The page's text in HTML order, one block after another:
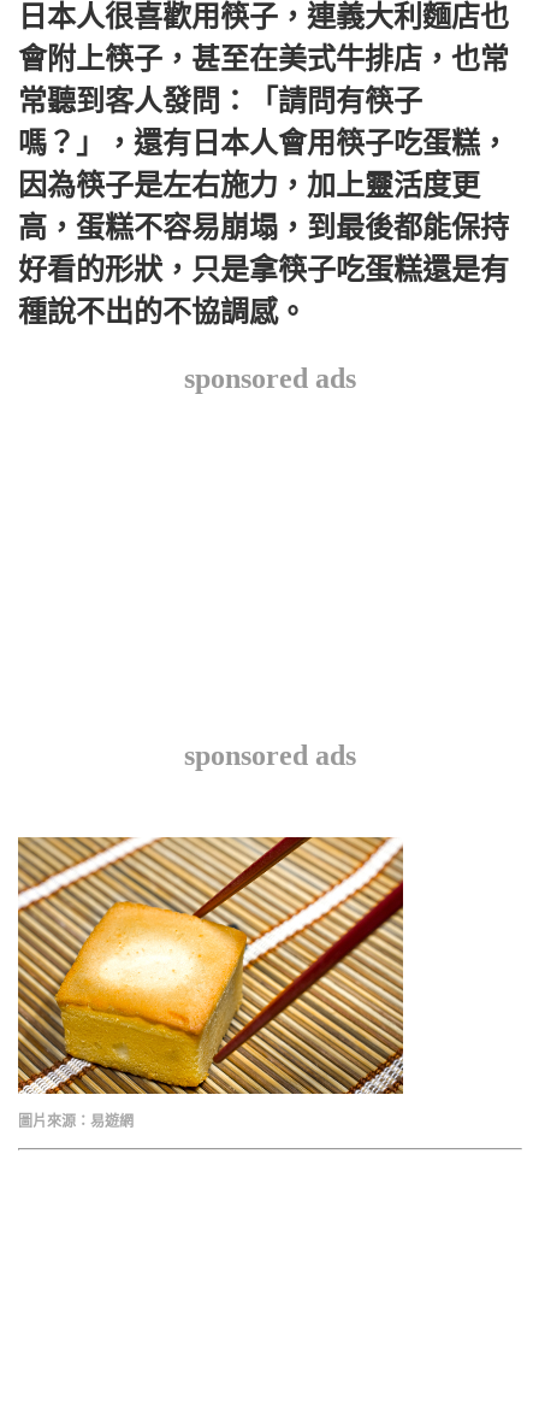
日本人很喜歡用筷子，連義大利麵店也
會附上筷子，甚至在美式牛排店，也常
常聽到客人發問：「請問有筷子
嗎？」，還有日本人會用筷子吃蛋糕，
因為筷子是左右施力，加上靈活度更
高，蛋糕不容易崩塌，到最後都能保持
好看的形狀，只是拿筷子吃蛋糕還是有
種說不出的不協調感。
sponsored ads
sponsored ads
圖片來源：易遊網